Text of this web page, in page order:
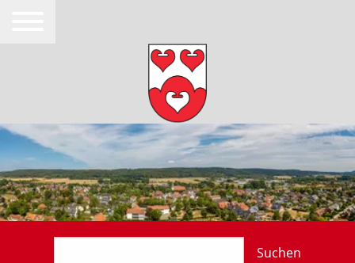
Suchen